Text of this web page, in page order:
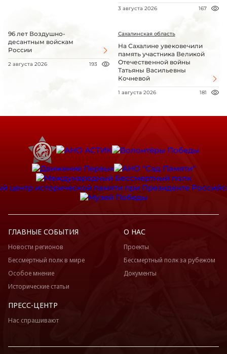
3 августа 2026 167
96 лет Воздушно-
десантным войскам
России
2 августа 2026 193
Сахалинская область
На Сахалине увековечили
память участника Великой
Отечественной войны
Татьяны Васильевны
Кочневой
1 августа 2026 181
ГЛАВНЫЕ СОБЫТИЯ
Новости регионов
Бессмертный полк в мире
Особое мнение
Исторические статьи
О НАС
Проекты
Бессмертный полк за рубежом
Документы
ПРЕСС-ЦЕНТР
Нас спрашивают